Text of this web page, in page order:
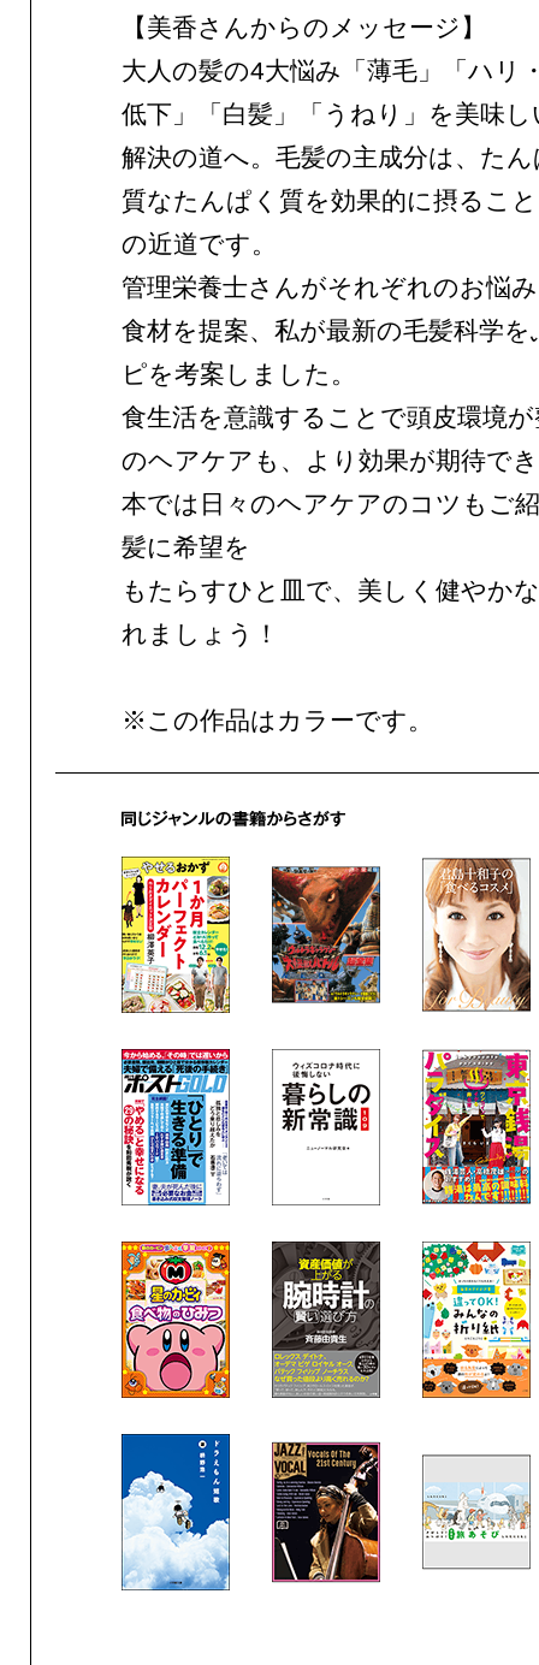
【美香さんからのメッセージ】
大人の髪の4大悩み「薄毛」「ハリ
低下」「白髪」「うねり」を美味
解決の道へ。毛髪の主成分は、た
質なたんぱく質を効果的に摂るこ
の近道です。
管理栄養士さんがそれぞれのお悩
食材を提案、私が最新の毛髪科学
ピを考案しました。
食生活を意識することで頭皮環境
のヘアケアも、より効果が期待で
本では日々のヘアケアのコツもご
髪に希望を
もたらすひと皿で、美しく健やか
れましょう！
※この作品はカラーです。